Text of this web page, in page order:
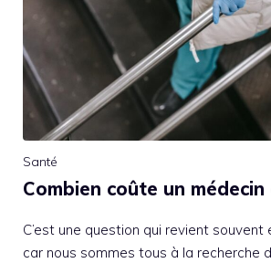
Santé
Combien coûte un
C’est une question qui revient souvent
car nous sommes tous à la recherche